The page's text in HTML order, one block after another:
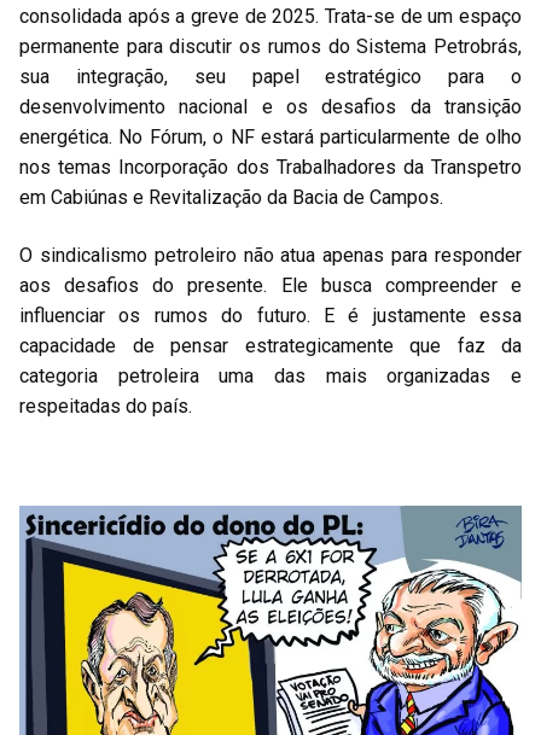
consolidada após a greve de 2025. Trata-se de um espaço
permanente para discutir os rumos do Sistema Petrobrás,
sua integração, seu papel estratégico para o
desenvolvimento nacional e os desafios da transição
energética. No Fórum, o NF estará particularmente de olho
nos temas Incorporação dos Trabalhadores da Transpetro
em Cabiúnas e Revitalização da Bacia de Campos.
O sindicalismo petroleiro não atua apenas para responder
aos desafios do presente. Ele busca compreender e
influenciar os rumos do futuro. E é justamente essa
capacidade de pensar estrategicamente que faz da
categoria petroleira uma das mais organizadas e
respeitadas do país.